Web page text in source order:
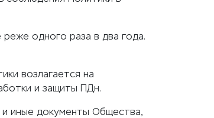
одного раза в два года.
возлагается на
и защиты ПДн.
иные документы Общества,